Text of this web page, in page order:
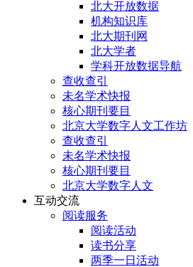
北大开放数据
机构知识库
北大期刊网
北大学者
学科开放数据导航
查收查引
未名学术快报
核心期刊要目
北京大学数字人文工作坊
查收查引
未名学术快报
核心期刊要目
北京大学数字人文
互动交流
阅读服务
阅读活动
读书分享
两季一日活动